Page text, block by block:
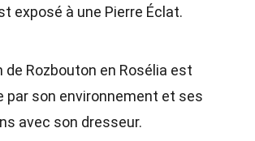
exposé à une Pierre Éclat.
de Rozbouton en Rosélia est
par son environnement et ses
avec son dresseur.